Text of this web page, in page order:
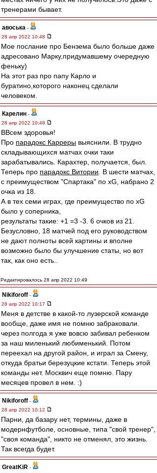
тренерами бывает.
авоська -
28 апр 2022 10:48
Мое послание про Бензема было больше даже
адресовано Марку,придумавшему очередную
феньку)
На этот раз про папу Карло и
буратино,которого наконец сделали
человеком.
Карелин -
28 апр 2022 10:48
ВВсем здоровья!
Про парадокс Карреры выяснили. В трудно
складывающихся матчах очки таки
зарабатывались. Карахтер, получается, был.
Теперь про парадокс Витории . В шести матчах,
с преимуществом "Спартака" по xG, набрано 2
очка из 18.
А в тех семи играх, где преимущество по xG
было у соперника,
результаты такие: +1 =3 -3. 6 очков из 21.
Безусловно, 18 матчей под его руководством
не дают полноты всей картины и вполне
возможно было бы улучшение статы, но вот
так, как оно есть..
Редактировалось 28 апр 2022 10:49
Nikiforoff -
28 апр 2022 10:17
Меня в детстве в какой-то лузерской команде
вообще, даже имя не помню забраковали.
через полгода я уже вовсю забивал ребенком
за наш миленький любименький. Потом
переехал на другой район, и играл за Смену,
откуда братьи березуцкие кстати. Теперь этой
команды нет. Москвич еще помню. Пару
месяцев провел в нем. :)
Nikiforoff -
28 апр 2022 10:12
Парни, да базару нет, термины, даже в
модернфутболе, основные, типа "свой тренер",
"своя команда", никто не отменял, это жизнь.
Так всегда будет.
GreatKiR -